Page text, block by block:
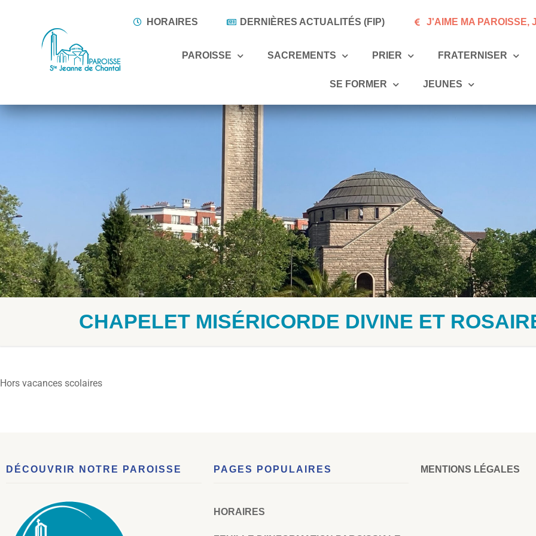
HORAIRES DERNIÈRES ACTUALITÉS (FIP) J'AIME MA PAROISSE,
PAROISSE SACREMENTS PRIER FRATERNISER
SE FORMER JEUNES
CHAPELET MISÉRICORDE DIVINE ET
Hors vacances scolaires
DÉCOUVRIR NOTRE PAROISSE PAGES POPULAIRES
HORAIRES
MENTIONS LÉGALES